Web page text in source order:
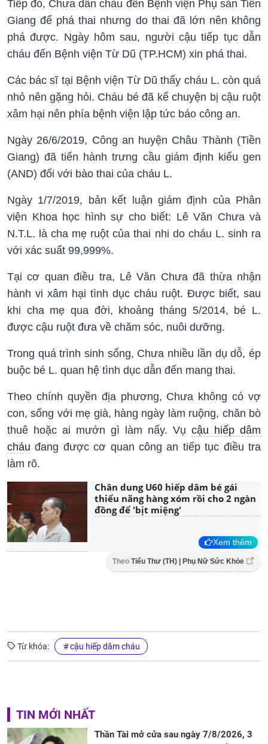
Tiếp đó, Chưa dẫn cháu đến Bệnh viện Phụ sản Tiền
Giang để phá thai nhưng do thai đã lớn nên không
phá được. Ngày hôm sau, người cậu tiếp tục dẫn
cháu đến Bệnh viện Từ Dũ (TP.HCM) xin phá thai.
Các bác sĩ tại Bệnh viện Từ Dũ thấy cháu L. còn quá
nhỏ nên gặng hỏi. Cháu bé đã kể chuyện bị cậu ruột
xâm hại nên phía bệnh viện lập tức báo công an.
Ngày 26/6/2019, Công an huyện Châu Thành (Tiền
Giang) đã tiến hành trưng cầu giám định kiểu gen
(AND) đối với bào thai của cháu L.
Ngày 1/7/2019, bản kết luận giám định của Phân
viện Khoa học hình sự cho biết: Lê Văn Chưa và
N.T.L. là cha mẹ ruột của thai nhi do cháu L. sinh ra
với xác suất 99,999%.
Tại cơ quan điều tra, Lê Văn Chưa đã thừa nhận
hành vi xâm hại tình dục cháu ruột. Được biết, sau
khi cha mẹ qua đời, khoảng tháng 5/2014, bé L.
được cậu ruột đưa về chăm sóc, nuôi dưỡng.
Trong quá trình sinh sống, Chưa nhiều lần dụ dỗ, ép
buộc bé L. quan hệ tình dục dẫn đến mang thai.
Theo chính quyền địa phương, Chưa không có vợ
con, sống với mẹ già, hàng ngày làm ruộng, chăn bò
thuê hoặc ai mướn gì làm nấy. Vụ cậu hiếp dâm
cháu đang được cơ quan công an tiếp tục điều tra
làm rõ.
Chân dung U60 hiếp dâm bé gái
thiểu năng hàng xóm rồi cho 2 ngàn
đồng để 'bịt miệng'
Xem thêm
Theo Tiểu Thư (TH) | Phụ Nữ Sức Khỏe
Từ khóa: cậu hiếp dâm cháu
TIN MỚI NHẤT
Thần Tài mở cửa sau ngày 7/8/2026, 3